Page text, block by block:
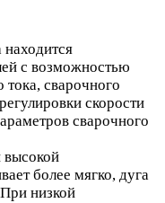
с возможностью
тока, сварочного
скорости
сварочного
более мягко, дуга
низкой